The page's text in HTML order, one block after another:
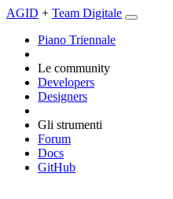
AGID + Team Digitale
Piano Triennale
Le community
Developers
Designers
Gli strumenti
Forum
Docs
GitHub